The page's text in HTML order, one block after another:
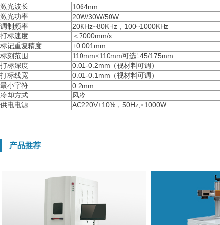
激光波长 1064nm
激光功率 20W/30W/50W
调制频率 20KHz~80KHz ， 100~1000KHz
打标速度 ＜ 7000mm/s
标记重复精度 ±0.001mm
标刻范围 110mm×110mm可选145/175mm
打标深度 0.01-0.2mm （视材料可调）
打标线宽
0.01-0.1mm （视材料可调）
最小字符
0.2mm
冷却方式
风冷
供电电源
AC220V±10% ， 50Hz, ≤1000W
产品推荐